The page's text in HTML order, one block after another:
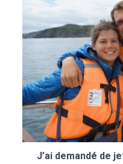
J’ai demandé de